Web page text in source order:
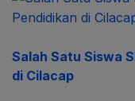
Salah Satu Siswa
di Cilacap